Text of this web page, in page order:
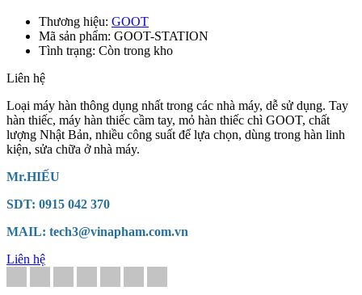
Thương hiệu: GOOT
Mã sản phẩm: GOOT-STATION
Tình trạng: Còn trong kho
Liên hệ
Loại máy hàn thông dụng nhất trong các nhà máy, dễ sử dụng. Tay
hàn thiếc, máy hàn thiếc cầm tay, mỏ hàn thiếc chì GOOT, chất
lượng Nhật Bản, nhiều công suất để lựa chọn, dùng trong hàn linh
kiện, sửa chữa ở nhà máy.
Mr.HIẾU
SDT: 0915 042 370
MAIL: tech3@vinapham.com.vn
Liên hệ